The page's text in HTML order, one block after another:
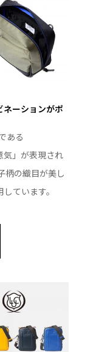
ネーションがポ
ある
気」が表現され
柄の織目が美し
ています。